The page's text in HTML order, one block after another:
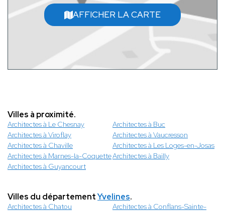
AFFICHER LA CARTE
Villes à proximité.
Architectes à Le Chesnay
Architectes à Buc
Architectes à Viroflay
Architectes à Vaucresson
Architectes à Chaville
Architectes à Les Loges-en-Josas
Architectes à Marnes-la-CoquetteArchitectes à Bailly
Architectes à Guyancourt
Villes du départementYvelines.
Architectes à Chatou
Architectes à Conflans-Sainte-